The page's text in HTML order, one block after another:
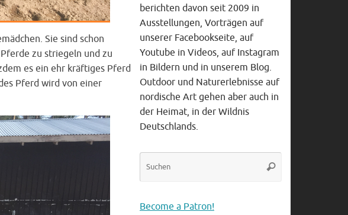
Sie sind schon
zu striegeln und zu
es ein ehr kräftiges Pferd
Pferd wird von einer
berichten davon seit 2009 in
Ausstellungen, Vorträgen auf
unserer Facebookseite, auf
Youtube in Videos, auf Instagram
in Bildern und in unserem Blog.
Outdoor und Naturerlebnisse auf
nordische Art gehen aber auch in
der Heimat, in der Wildnis
Deutschlands.
Suchen
Become a Patron!